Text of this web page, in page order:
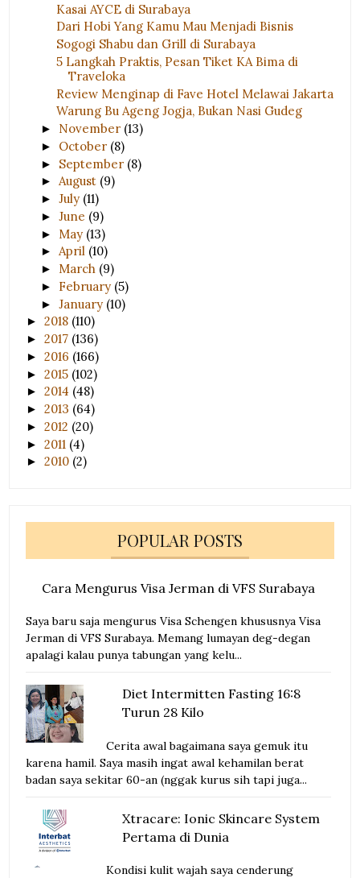
Kasai AYCE di Surabaya
Dari Hobi Yang Kamu Mau Menjadi Bisnis
Sogogi Shabu dan Grill di Surabaya
5 Langkah Praktis, Pesan Tiket KA Bima di
Traveloka
Review Menginap di Fave Hotel Melawai Jakarta
Warung Bu Ageng Jogja, Bukan Nasi Gudeg
► November (13)
► October (8)
► September (8)
►August (9)
►July (11)
►June (9)
► May (13)
►April (10)
► March (9)
► February (5)
►January (10)
►2018 (110)
►2017 (136)
►2016 (166)
►2015 (102)
►2014 (48)
►2013 (64)
►2012 (20)
►2011 (4)
►2010 (2)
POPULAR POSTS
Cara Mengurus Visa Jerman di VFS Surabaya
Saya baru saja mengurus Visa Schengen khususnya Visa
Jerman di VFS Surabaya. Memang lumayan deg-degan
apalagi kalau punya tabungan yang kelu...
Diet Intermitten Fasting 16:8
Turun 28 Kilo
Cerita awal bagaimana saya gemuk itu
karena hamil. Saya masih ingat awal kehamilan berat
badan saya sekitar 60-an (nggak kurus sih tapi juga...
Xtracare: Ionic Skincare System
Pertama di Dunia
Kondisi kulit wajah saya cenderung